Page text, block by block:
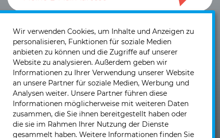
Einwilligung zum Versand von Neuigkeiten und
Informationen.
KIRCHHOFF Mobility GmbH & Co. KG
Nikolaus-Otto-Straße 5
40721 Hilden
Wir verwenden Cookies, um Inhalte und Anzeigen zu
personalisieren, Funktionen für soziale Medien
anbieten zu können und die Zugriffe auf unserer
Website zu analysieren. Außerdem geben wir
Informationen zu Ihrer Verwendung unserer Website
an unsere Partner für soziale Medien, Werbung und
Analysen weiter. Unsere Partner führen diese
Informationen möglicherweise mit weiteren Daten
zusammen, die Sie ihnen bereitgestellt haben oder
die sie im Rahmen Ihrer Nutzung der Dienste
gesammelt haben. Weitere Informationen finden Sie